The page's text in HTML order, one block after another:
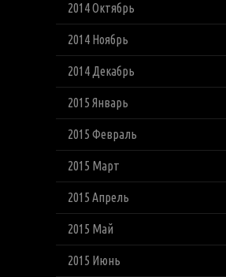
2014 Октябрь
2014 Ноябрь
2014 Декабрь
2015 Январь
2015 Февраль
2015 Март
2015 Апрель
2015 Май
2015 Июнь